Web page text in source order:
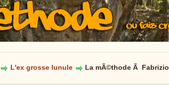
L'ex grosse lunule La mÃ©thode Ã Fabrizio